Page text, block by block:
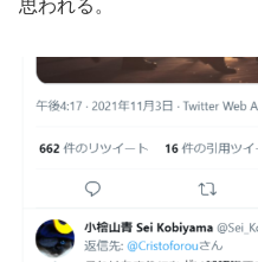
思われる。